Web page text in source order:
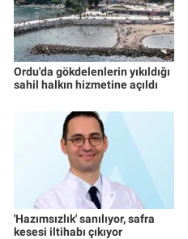
Ordu'da gökdelenlerin yıkıldığı
sahil halkın hizmetine açıldı
'Hazımsızlık' sanılıyor, safra
kesesi iltihabı çıkıyor